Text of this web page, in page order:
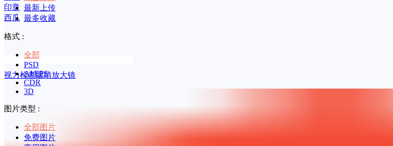
印章
西瓜
最新上传
最多收藏
格式 :
全部
PSD
AI/EPS
CDR
3D
图片类型 :
全部图片
免费图片
视力检查眼睛放大镜